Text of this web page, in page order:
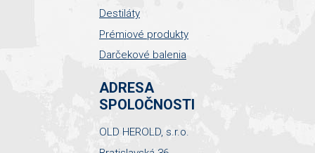
Destiláty
Prémiové produkty
Darčekové balenia
ADRESA
SPOLOČNOSTI
OLD HEROLD, s.r.o.